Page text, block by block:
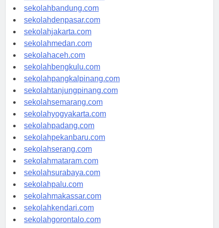
sekolahsamarinda.com
sekolahbandung.com
sekolahdenpasar.com
sekolahjakarta.com
sekolahmedan.com
sekolahaceh.com
sekolahbengkulu.com
sekolahpangkalpinang.com
sekolahtanjungpinang.com
sekolahsemarang.com
sekolahyogyakarta.com
sekolahpadang.com
sekolahpekanbaru.com
sekolahserang.com
sekolahmataram.com
sekolahsurabaya.com
sekolahpalu.com
sekolahmakassar.com
sekolahkendari.com